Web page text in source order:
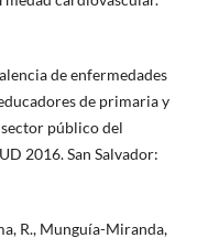
de enfermedades
de primaria y
público del
2016. San Salvador:
R., Munguía-Miranda,